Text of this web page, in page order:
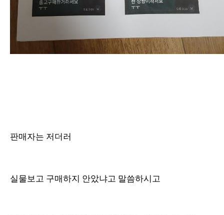
판매자는 저더러
실물보고 구매하지 안았냐고 말씀하시고